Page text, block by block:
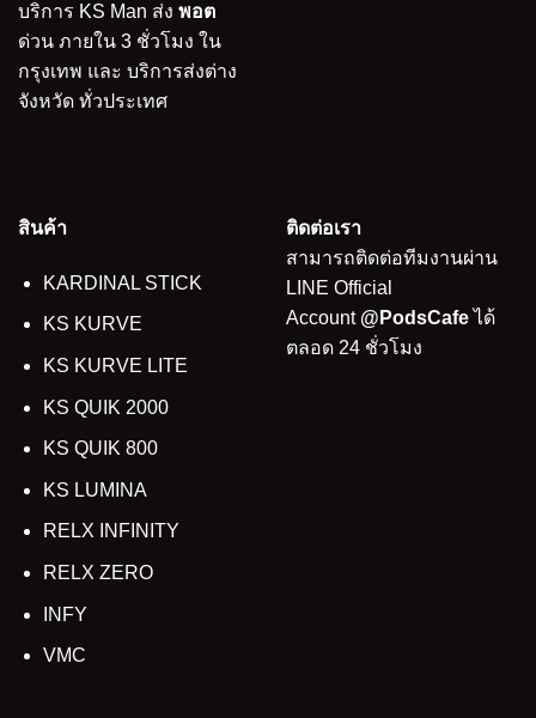
บริการ KS Man ส่ง พอต
ด่วน ภายใน 3 ชั่วโมง ใน
กรุงเทพ และ บริการส่งต่าง
จังหวัด ทั่วประเทศ
สินค้า
KARDINAL STICK
KS KURVE
KS KURVE LITE
KS QUIK 2000
KS QUIK 800
KS LUMINA
RELX INFINITY
RELX ZERO
INFY
VMC
ติดต่อเรา
สามารถติดต่อทีมงานผ่าน
LINE Official
Account @PodsCafeได้
ตลอด 24 ชั่วโมง